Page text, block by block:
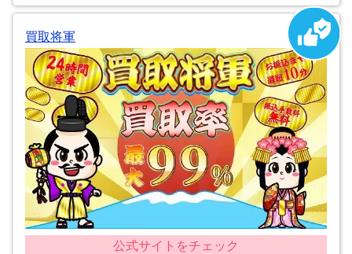
買取将軍
公式サイトをチェック